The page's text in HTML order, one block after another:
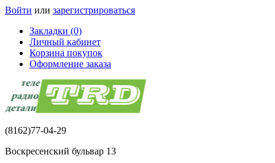
Войти или зарегистрироваться
Закладки (0)
Личный кабинет
Корзина покупок
Оформление заказа
(8162)77-04-29
Воскресенский бульвар 13